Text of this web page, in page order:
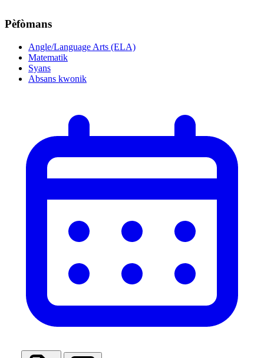
Pèfòmans
Angle/Language Arts (ELA)
Matematik
Syans
Absans kwonik